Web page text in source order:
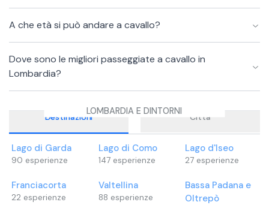
A che età si può andare a cavallo?
Dove sono le migliori passeggiate a cavallo in
Lombardia?
LOMBARDIA E DINTORNI
Destinazioni Città
Lago di Garda
90 esperienze
Lago di Como
147 esperienze
Lago d'Iseo
27 esperienze
Franciacorta
22 esperienze
Valtellina
88 esperienze
Bassa Padana e
Oltrepò